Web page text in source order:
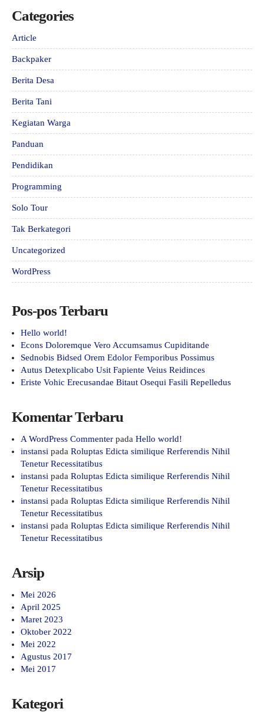
Categories
Article
Backpaker
Berita Desa
Berita Tani
Kegiatan Warga
Panduan
Pendidikan
Programming
Solo Tour
Tak Berkategori
Uncategorized
WordPress
Pos-pos Terbaru
Hello world!
Econs Doloremque Vero Accumsamus Cupiditande
Sednobis Bidsed Orem Edolor Femporibus Possimus
Autus Detexplicabo Usit Fapiente Veius Reidinces
Eriste Vohic Erecusandae Bitaut Osequi Fasili Repelledus
Komentar Terbaru
A WordPress Commenter pada Hello world!
instansi pada Roluptas Edicta similique Rerferendis Nihil
Tenetur Recessitatibus
instansi pada Roluptas Edicta similique Rerferendis Nihil
Tenetur Recessitatibus
instansi pada Roluptas Edicta similique Rerferendis Nihil
Tenetur Recessitatibus
instansi pada Roluptas Edicta similique Rerferendis Nihil
Tenetur Recessitatibus
Arsip
Mei 2026
April 2025
Maret 2023
Oktober 2022
Mei 2022
Agustus 2017
Mei 2017
Kategori